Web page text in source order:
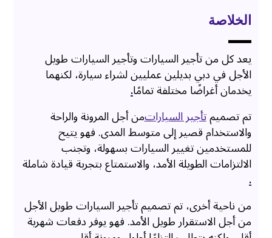
الخلاصة
يعد كل من تأجير السيارات وتأجير السيارات طويل
الأجل في دبي بديلين عمليين لشراء سيارة، لكنهما
يخدمان أغراضًا مختلفة تمامًا.
تم تصميمتأجير السياراتمن أجل المرونة والراحة
والاستخدام قصير إلى متوسط المدى. فهو يتيح
للمستخدمين تغيير السيارات بسهولة، وتجنب
الالتزامات الطويلة الأمد، والاستمتاع بتجربة قيادة شاملة
.
من ناحية أخرى، تم تصميم تأجير السيارات طويل الأجل
من أجل الاستقرار طويل الأمد. فهو يوفر دفعات شهرية